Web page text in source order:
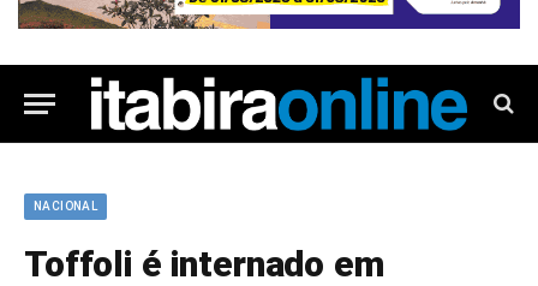
NACIONAL
Toffoli é internado em